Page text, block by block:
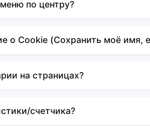
по центру?
о Cookie (Сохранить моё имя,
на страницах?
счетчика?